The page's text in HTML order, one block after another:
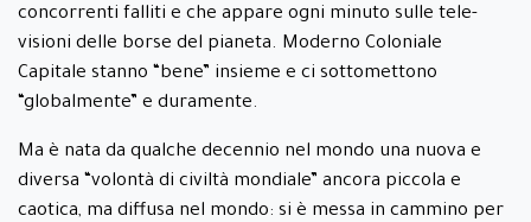
concorrenti falliti e che appare ogni minuto sulle tele-
visioni delle borse del pianeta. Moderno Coloniale
Capitale stanno “bene” insieme e ci sottomettono
“globalmente” e duramente.
Ma è nata da qualche decennio nel mondo una nuova e
diversa “volontà di civiltà mondiale” ancora piccola e
caotica, ma diffusa nel mondo: si è messa in cammino per